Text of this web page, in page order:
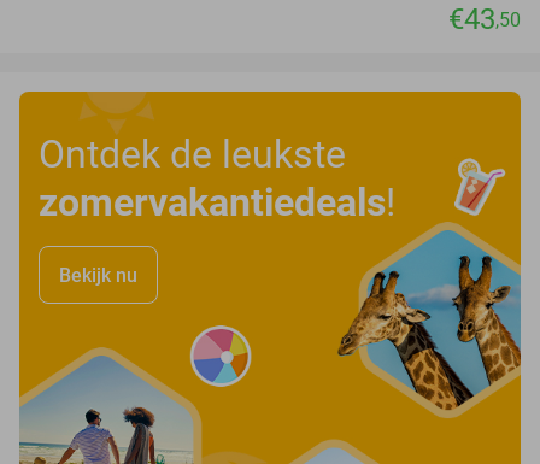
€43,50
Ontdek de leukste
zomervakantiedeals!
Bekijk nu